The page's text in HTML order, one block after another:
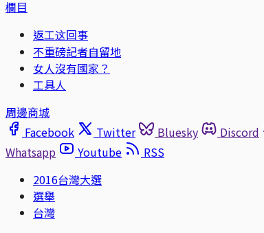
欄目
返工这回事
不重磅記者自留地
女人沒有國家？
工具人
周邊商城
Facebook
Twitter Bluesky Discord
Whatsapp
Youtube
RSS
2016台灣大選
選舉
台灣